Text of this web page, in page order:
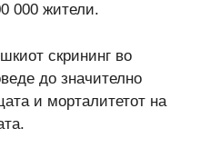
000 жители.
скрининг во
до значително
и морталитетот на